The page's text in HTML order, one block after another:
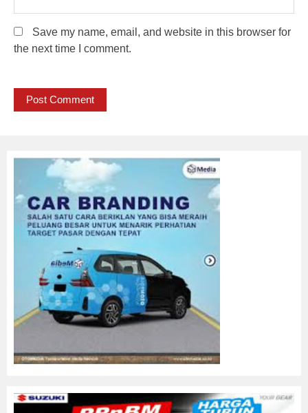
Save my name, email, and website in this browser for
the next time I comment.